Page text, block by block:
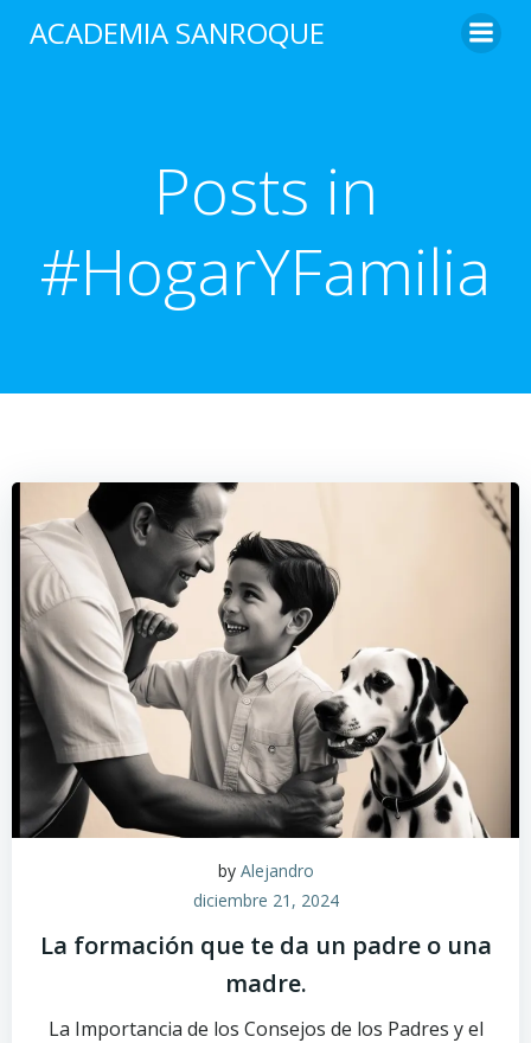
al
ACADEMIA SANROQUE
Posts in
#HogarYFamilia
by Alejandro
diciembre 21, 2024
La formación que te da un padre o una
madre.
La Importancia de los Consejos de los Padres y el